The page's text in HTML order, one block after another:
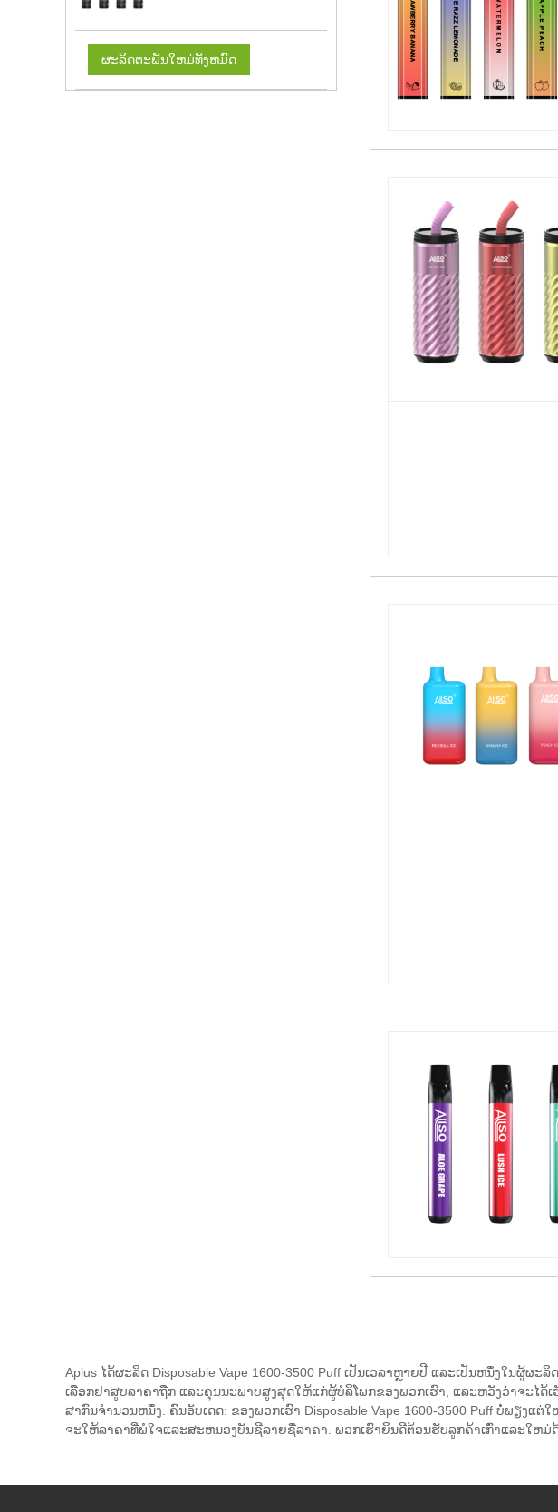
ຜະລິດຕະພັນໃຫມ່ທັງຫມົດ
Aplus ໄດ້ຜະລິດ Disposable Vape 1600-3500 Puff ເປັນເວລາຫຼາຍປີ ແລະເປັນຫນຶ່ງໃນຜູ້ຜ
ເລືອກຢາສູບລາຄາຖືກ ແລະຄຸນນະພາບສູງສຸດໃຫ້ແກ່ຜູ້ບໍລິໂພກຂອງພວກເຮົາ, ແລະຫວັງວ່າຈະໄ
ສາກົນຈໍານວນຫນຶ່ງ. ຄົນອັບເດດ: ຂອງພວກເຮົາ Disposable Vape 1600-3500 Puff ບໍ່ພຽ
ຈະໃຫ້ລາຄາທີ່ພໍໃຈແລະສະຫນອງບັນຊີລາຍຊື່ລາຄາ. ພວກເຮົາຍິນດີຕ້ອນຮັບລູກຄ້າເກົ່າແລະໃຫມ່